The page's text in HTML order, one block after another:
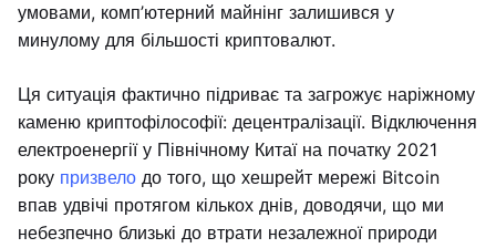
умовами, комп’ютерний майнінг залишився у
минулому для більшості криптовалют.
Ця ситуація фактично підриває та загрожує наріжному
каменю криптофілософії: децентралізації. Відключення
електроенергії у Північному Китаї на початку 2021
року призвело до того, що хешрейт мережі Bitcoin
впав удвічі протягом кількох днів, доводячи, що ми
небезпечно близькі до втрати незалежної природи